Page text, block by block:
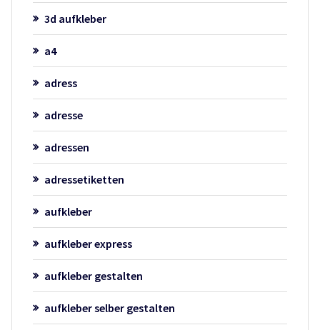
3d aufkleber
a4
adress
adresse
adressen
adressetiketten
aufkleber
aufkleber express
aufkleber gestalten
aufkleber selber gestalten